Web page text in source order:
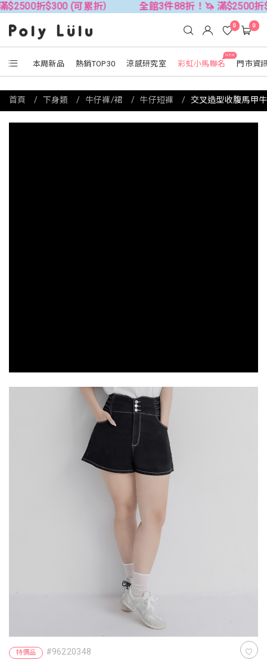
折$300 (可累折） 全館3件88折！🦄 滿$2500折$300
本周新品 熱銷TOP30 涼感研究室
NEW
彩虹小馬聯名 門市資
0 0
特價品 #96220348
首頁 下身類 牛仔褲/裙 牛仔短褲 交叉造型收腹馬甲